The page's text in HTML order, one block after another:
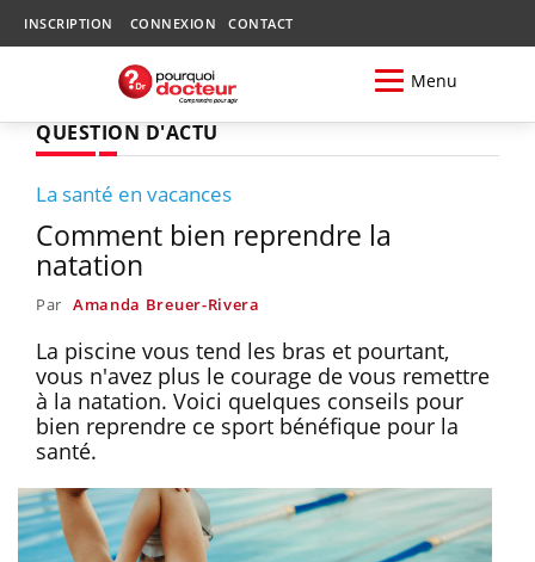
INSCRIPTION CONNEXION CONTACT
Menu
QUESTION D'ACTU
La santé en vacances
Comment bien reprendre la
natation
Par Amanda Breuer-Rivera
La piscine vous tend les bras et pourtant,
vous n'avez plus le courage de vous remettre
à la natation. Voici quelques conseils pour
bien reprendre ce sport bénéfique pour la
santé.